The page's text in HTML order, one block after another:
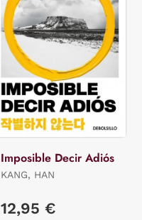
Imposible Decir Adiós
KANG, HAN
12,95 €